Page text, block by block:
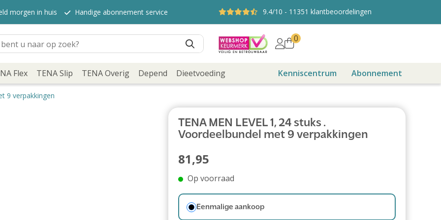
morgen in huis Handige abonnement service 9.4/10 - 11351 klantbeoordelingen
0
Flex TENA Slip TENA Overig Depend Dieetvoeding Kenniscentrum Abonnement
9 verpakkingen
TENA MEN LEVEL 1, 24 stuks .
Voordeelbundel met 9 verpakkingen
81,95
Op voorraad
Eenmalige aankoop